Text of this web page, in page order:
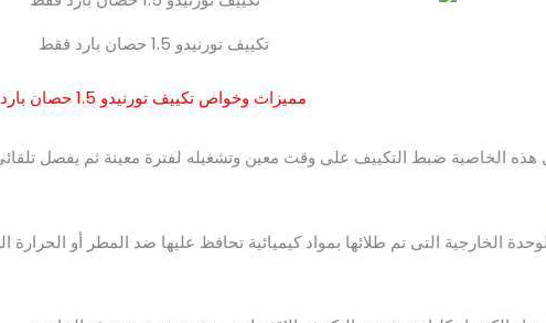
تكييف تورنيدو 1.5 حصان بارد فقط
مميزات وخواص تكييف تورنيدو 1.5 حصان بارد
الخاصية ضبط التكييف على وقت معين وتشغيله لفترة معينة ثم يفصل
الخارجية التى تم طلائها بمواد كيميائية تحافظ عليها ضد المطر أو الحرارة